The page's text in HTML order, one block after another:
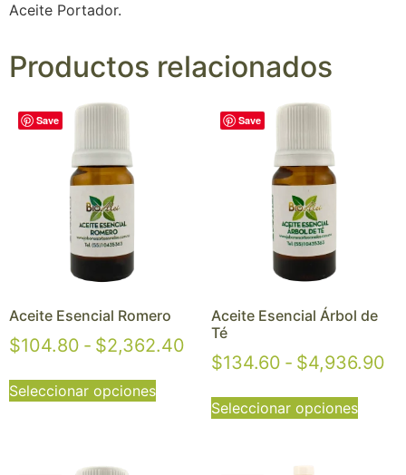
Aceite Portador.
Productos relacionados
Save
Aceite Esencial Romero
$104.80 - $2,362.40
Seleccionar opciones
Save
Aceite Esencial Árbol de
Té
$134.60 - $4,936.90
Seleccionar opciones